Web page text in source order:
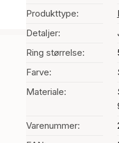
Produkttype:
Detaljer:
Ring størrelse:
Farve:
Materiale:
Varenummer: